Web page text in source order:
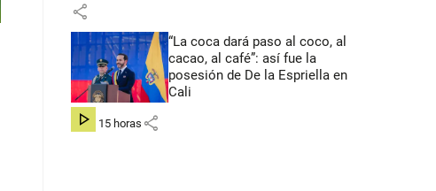
share
“La coca dará paso al coco, al
cacao, al café”: así fue la
posesión de De la Espriella en
Cali
hace 15 horas share